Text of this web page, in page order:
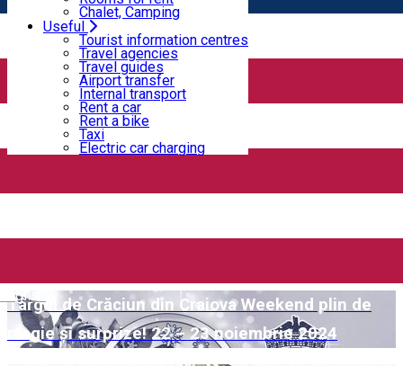
English
Chalet, Camping
Useful
Tourist information centres
Travel agencies
Travel guides
Airport transfer
Internal transport
Rent a car
Rent a bike
Taxi
Electric car charging
Alina Eremia te așteaptă, în weekend, la Târgul
de Crăciun Craiova
Week-end Colibri cu povești pe scenă și la Târgul
de Crăciun
Stagiunea Colibri. ACTul 9: Marcel Iureș cu
Târgul de Crăciun din Craiova Weekend plin de
magie și surprize! 22 – 23 noiembrie 2024